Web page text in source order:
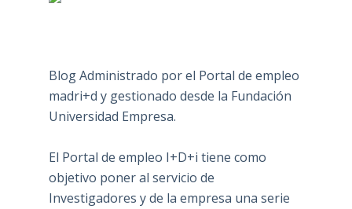
Blog Administrado por el Portal de empleo
madri+d y gestionado desde la Fundación
Universidad Empresa.
El Portal de empleo I+D+i tiene como
objetivo poner al servicio de
Investigadores y de la empresa una serie